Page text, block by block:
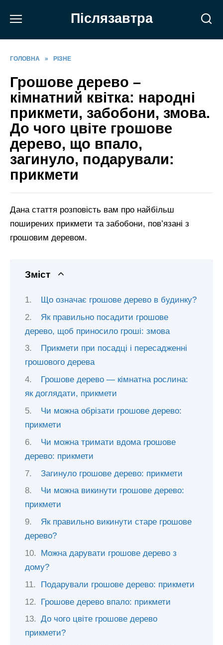
Післязавтра
ГОЛОВНА » РІЗНЕ
Грошове дерево –
кімнатний квітка: народні
прикмети, забобони, змова.
До чого цвіте грошове
дерево, що впало,
загинуло, подарували:
прикмети
Дана стаття розповість вам про найбільш
поширених прикмети та забобони, пов’язані з
грошовим деревом.
Зміст
Що означає грошове дерево в будинку?
Як правильно посадити грошове
дерево, щоб приносило гроші: змова
Прикмети при посадці і пересадженні
грошового дерева
Грошове дерево — кімнатна рослина:
як доглядати, прикмети
Чи можна обрізати грошове дерево:
прикмети
Чи можна тримати вдома грошове
дерево: прикмети
Загинуло грошове дерево: прикмети
Чи можна викинути грошове дерево:
прикмети
Як правильно викинути старе грошове
дерево?
Можна дарувати грошове дерево з
дому?
Подарували грошове дерево: прикмети
Грошове дерево впало: прикмети
До чого цвіте грошове дерево
прикмети?